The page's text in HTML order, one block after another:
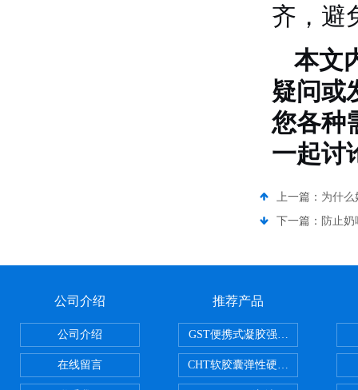
齐，避
本文
疑问或
您各种
一起讨
上一篇： 为什么
下一篇： 防止
公司介绍
公司介绍
在线留言
推荐产品
GST便携式凝胶强度测定仪
CHT软胶囊弹性硬度测试仪